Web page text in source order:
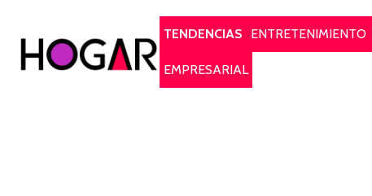
TENDENCIAS
ENTRETENIMIENTO
EMPRESARIAL